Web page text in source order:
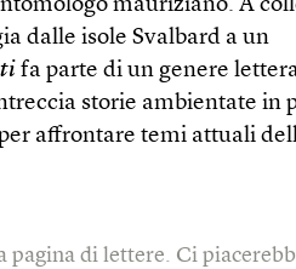
mauriziano. A
dalle isole Svalbard a un
fa parte di un genere
storie ambientate in
affrontare temi attuali
pagina di lettere. Ci